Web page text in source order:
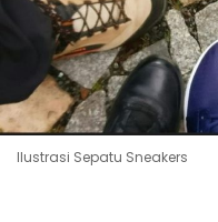
Ilustrasi Sepatu Sneakers